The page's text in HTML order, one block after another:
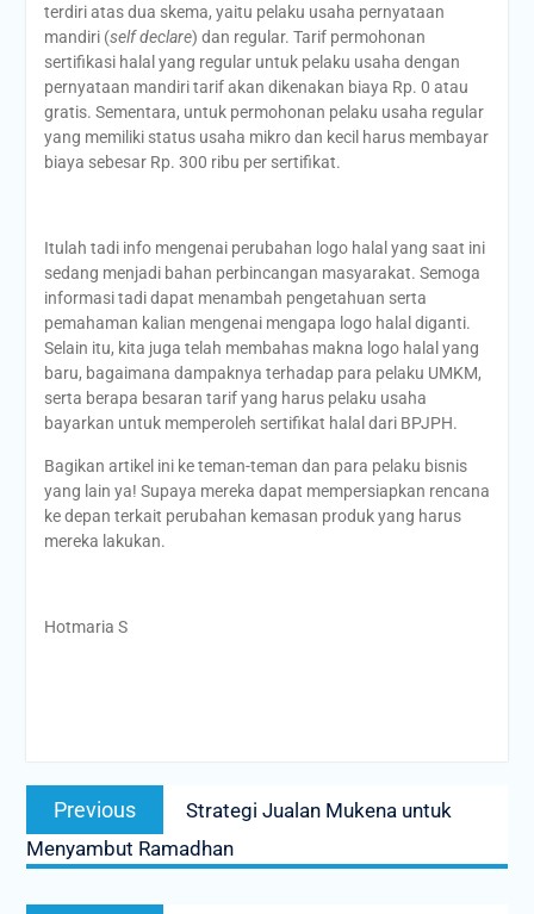
terdiri atas dua skema, yaitu pelaku usaha pernyataan
mandiri (self declare) dan regular. Tarif permohonan
sertifikasi halal yang regular untuk pelaku usaha dengan
pernyataan mandiri tarif akan dikenakan biaya Rp. 0 atau
gratis. Sementara, untuk permohonan pelaku usaha regular
yang memiliki status usaha mikro dan kecil harus membayar
biaya sebesar Rp. 300 ribu per sertifikat.
Itulah tadi info mengenai perubahan logo halal yang saat ini
sedang menjadi bahan perbincangan masyarakat. Semoga
informasi tadi dapat menambah pengetahuan serta
pemahaman kalian mengenai mengapa logo halal diganti.
Selain itu, kita juga telah membahas makna logo halal yang
baru, bagaimana dampaknya terhadap para pelaku UMKM,
serta berapa besaran tarif yang harus pelaku usaha
bayarkan untuk memperoleh sertifikat halal dari BPJPH.
Bagikan artikel ini ke teman-teman dan para pelaku bisnis
yang lain ya! Supaya mereka dapat mempersiapkan rencana
ke depan terkait perubahan kemasan produk yang harus
mereka lakukan.
Hotmaria S
Post
navigation
Previous
post:
Strategi Jualan Mukena untuk
Menyambut Ramadhan